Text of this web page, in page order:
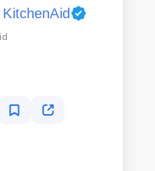
и понимает важность
В среднем, ремонт
в этот же день. При
на ремонт только после
и стоимости ремонта с
работ.